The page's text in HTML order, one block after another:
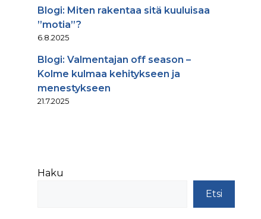
Blogi: Miten rakentaa sitä kuuluisaa
”motia”?
6.8.2025
Blogi: Valmentajan off season –
Kolme kulmaa kehitykseen ja
menestykseen
21.7.2025
Haku
Etsi